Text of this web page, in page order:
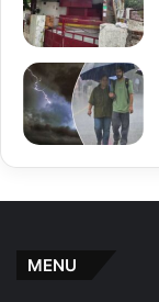
MENU